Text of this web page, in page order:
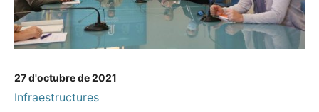
27 d'octubre de 2021
Infraestructures